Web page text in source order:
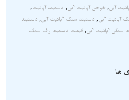
آبی, خواص آپاتیت آبی, دستبند آپاتیت,
آپاتیت آبی, دستبند سنگ آپاتیت آبی, دستبند
سنگی آپاتیت آبی, قیمت دستبند راف سنگ
ها